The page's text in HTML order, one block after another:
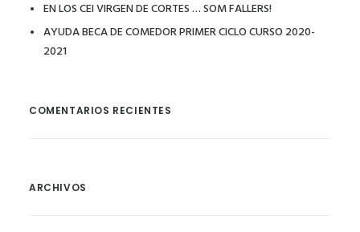
EN LOS CEI VIRGEN DE CORTES … SOM FALLERS!
AYUDA BECA DE COMEDOR PRIMER CICLO CURSO 2020-
2021
COMENTARIOS RECIENTES
ARCHIVOS